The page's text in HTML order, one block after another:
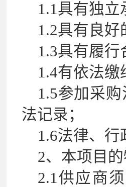
1.1具有独
1.2具有良
1.3具有履
1.4有依法
1.5参加采
法记录；
1.6法律、
2、本项目
2.1供应商